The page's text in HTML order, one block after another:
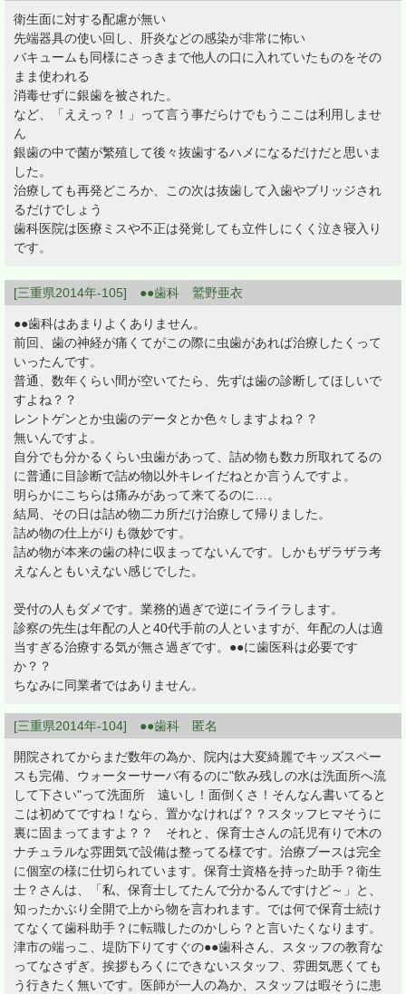
衛生面に対する配慮が無い
先端器具の使い回し、肝炎などの感染が非常に怖い
バキュームも同様にさっきまで他人の口に入れていたものをその
まま使われる
消毒せずに銀歯を被された。
など、「ええっ？！」って言う事だらけでもうここは利用しませ
ん
銀歯の中で菌が繁殖して後々抜歯するハメになるだけだと思いま
した。
治療しても再発どころか、この次は抜歯して入歯やブリッジされ
るだけでしょう
歯科医院は医療ミスや不正は発覚しても立件しにくく泣き寝入り
です。
[三重県2014年-105] ●●歯科 鷲野亜衣
●●歯科はあまりよくありません。
前回、歯の神経が痛くてがこの際に虫歯があれば治療したくって
いったんです。
普通、数年くらい間が空いてたら、先ずは歯の診断してほしいで
すよね？？
レントゲンとか虫歯のデータとか色々しますよね？？
無いんですよ。
自分でも分かるくらい虫歯があって、詰め物も数カ所取れてるの
に普通に目診断で詰め物以外キレイだねとか言うんですよ。
明らかにこちらは痛みがあって来てるのに…。
結局、その日は詰め物二カ所だけ治療して帰りました。
詰め物の仕上がりも微妙です。
詰め物が本来の歯の枠に収まってないんです。しかもザラザラ考
えなんともいえない感じでした。
受付の人もダメです。業務的過ぎで逆にイライラします。
診察の先生は年配の人と40代手前の人といますが、年配の人は適
当すぎる治療する気が無さ過ぎです。●●に歯医科は必要です
か？？
ちなみに同業者ではありません。
[三重県2014年-104] ●●歯科 匿名
開院されてからまだ数年の為か、院内は大変綺麗でキッズスペー
スも完備、ウォーターサーバ有るのに"飲み残しの水は洗面所へ流
して下さい"って洗面所 遠いし！面倒くさ！そんなん書いてると
こは初めてですね！なら、置かなければ？？スタッフヒマそうに
裏に固まってますよ？？ それと、保育士さんの託児有りで木の
ナチュラルな雰囲気で設備は整ってる様です。治療ブースは完全
に個室の様に仕切られています。保育士資格を持った助手？衛生
士？さんは、「私、保育士してたんで分かるんですけど～」と、
知ったかぶり全開で上から物を言われます。では何で保育士続け
てなくて歯科助手？に転職したのかしら？と言いたくなります。
津市の端っこ、堤防下りてすぐの●●歯科さん、スタッフの教育な
ってなさずぎ。挨拶もろくにできないスタッフ、雰囲気悪くても
う行きたく無いです。医師が一人の為か、スタッフは暇そうに患